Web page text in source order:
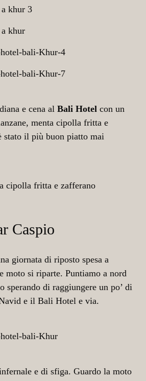
e cena al Bali Hotelcon un
menta cipolla fritta e
stato il più buon piatto mai
Caspio
giornata di riposto spesa a
moto si riparte. Puntiamo a nord
sperando di raggiungere un po’ di
e il Bali Hotel e via.
e di sfiga. Guardo la moto